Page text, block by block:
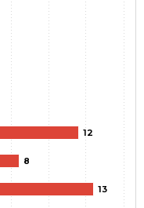
12
8
13